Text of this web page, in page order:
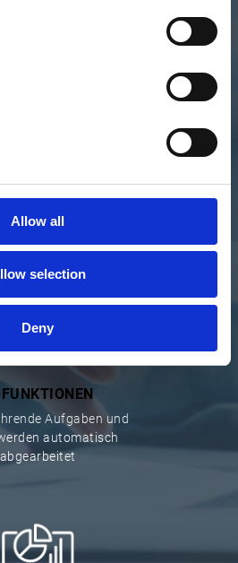
Allow all
selection
Deny
OBERFLÄCHE
Bearbeitung von EDI-
Aufgaben und
automatisch
abgearbeitet